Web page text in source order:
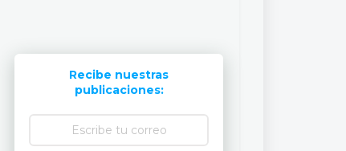
Recibe nuestras
publicaciones: